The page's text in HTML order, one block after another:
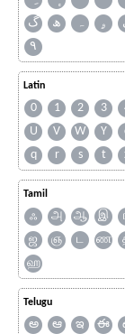
گ
ھ ہ ۄ
۹
Latin
0 1 2 3
U
V W Y
q
r s t
Tamil
ஃ அ ஆ இ
ஜ
ஞ ட ண
ஹ
Telugu
అ ఆ ఇ ఈ